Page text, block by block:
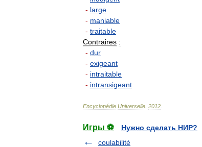
- large
- maniable
- traitable
Contraires :
- dur
- exigeant
- intraitable
- intransigeant
Encyclopédie Universelle 2012
Игры ⚽
Нужно сделать НИР?
coulabilité